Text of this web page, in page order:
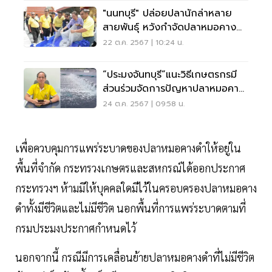
"นนทบุรี" ปล่อยปลานักล่าหลาย
สายพันธุ์ หวังกำจัดปลาหมอคางดำ
ให้หมดลำคลอง
22 ต.ค. 2567 | 10:24 น.
“ประมงจันทบุรี”แนะวิธีเกษตรกรมี
ส่วนร่วมจัดการปัญหาปลาหมอคาง
ดำ
24 ต.ค. 2567 | 09:58 น.
เพื่อควบคุมการแพร่ระบาดของปลาหมอคางดำให้อยู่ใน
พื้นที่จำกัด กระทรวงเกษตรและสหกรณ์ได้ออกประกาศ
กระทรวงฯ ห้ามมิให้บุคคลใดมีไว้ในครอบครองปลาหมอคาง
ดำทั้งมีชีวิตและไม่มีชีวิต นอกพื้นที่การแพร่ระบาดตามที่
กรมประมงประกาศกำหนดไว้
นอกจากนี้ กรณีมีการเคลื่อนย้ายปลาหมอคางดำที่ไม่มีชีวิต